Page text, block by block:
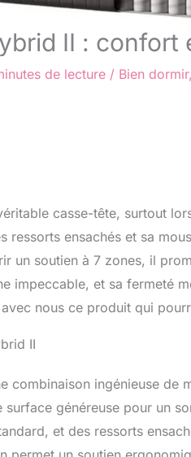
II :
de lecture / Bien dormir,
casse-tête, surtout
ressorts ensachés et sa
un soutien à 7 zones, il
impeccable, et sa fermeté
nous ce produit qui
II
combinaison ingénieuse de
généreuse pour un
et des ressorts